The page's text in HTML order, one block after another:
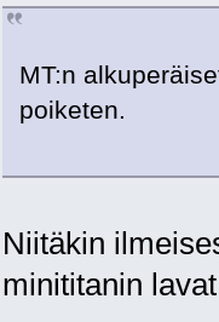
MT:n
poiketen.
Niitäkin
minititanin